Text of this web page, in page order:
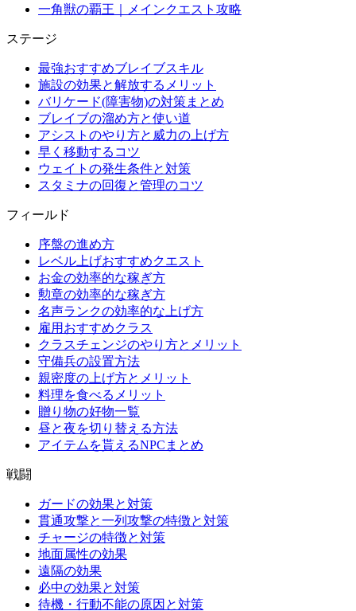
一角獣の覇王｜メインクエスト攻略
ステージ
最強おすすめブレイブスキル
施設の効果と解放するメリット
バリケード(障害物)の対策まとめ
ブレイブの溜め方と使い道
アシストのやり方と威力の上げ方
早く移動するコツ
ウェイトの発生条件と対策
スタミナの回復と管理のコツ
フィールド
序盤の進め方
レベル上げおすすめクエスト
お金の効率的な稼ぎ方
勲章の効率的な稼ぎ方
名声ランクの効率的な上げ方
雇用おすすめクラス
クラスチェンジのやり方とメリット
守備兵の設置方法
親密度の上げ方とメリット
料理を食べるメリット
贈り物の好物一覧
昼と夜を切り替える方法
アイテムを貰えるNPCまとめ
戦闘
ガードの効果と対策
貫通攻撃と一列攻撃の特徴と対策
チャージの特徴と対策
地面属性の効果
遠隔の効果
必中の効果と対策
待機・行動不能の原因と対策